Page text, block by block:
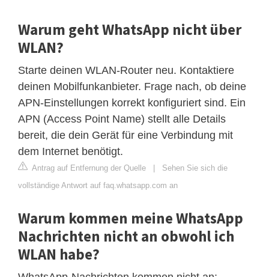
Warum geht WhatsApp nicht über
WLAN?
Starte deinen WLAN-Router neu. Kontaktiere
deinen Mobilfunkanbieter. Frage nach, ob deine
APN-Einstellungen korrekt konfiguriert sind. Ein
APN (Access Point Name) stellt alle Details
bereit, die dein Gerät für eine Verbindung mit
dem Internet benötigt.
Antrag auf Entfernung der Quelle
Sehen Sie sich die
vollständige Antwort auf faq.whatsapp.com an
Warum kommen meine WhatsApp
Nachrichten nicht an obwohl ich
WLAN habe?